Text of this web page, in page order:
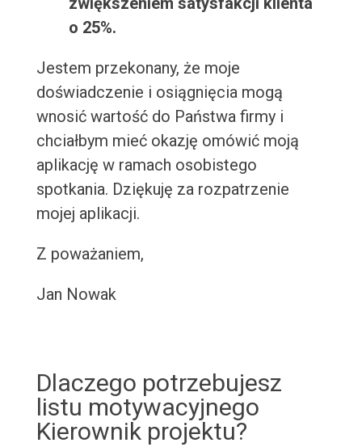
o 25%.
Jestem przekonany, że moje
doświadczenie i osiągnięcia mogą
wnosić wartość do Państwa firmy i
chciałbym mieć okazję omówić moją
aplikację w ramach osobistego
spotkania. Dziękuję za rozpatrzenie
mojej aplikacji.
Z poważaniem,
Jan Nowak
Dlaczego potrzebujesz
listu motywacyjnego
Kierownik projektu?